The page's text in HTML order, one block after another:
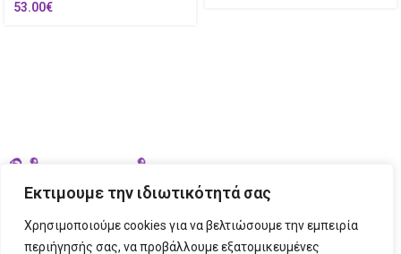
Εκτιμουμε την ιδιωτικότητά σας
Χρησιμοποιούμε cookies για να βελτιώσουμε την εμπειρία
περιήγησής σας, να προβάλλουμε εξατομικευμένες
53.00€